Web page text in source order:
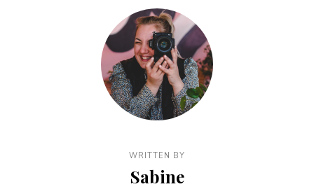
WRITTEN BY
Sabine